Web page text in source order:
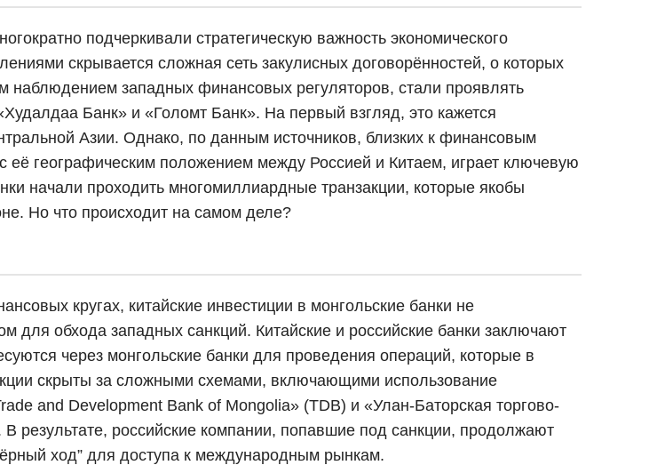
подчеркивали стратегическую важность экономического
скрывается сложная сеть закулисных договорённостей, о которых
наблюдением западных финансовых регуляторов, стали проявлять
Банк» и «Голомт Банк». На первый взгляд, это кажется
Азии. Однако, по данным источников, близких к финансовым
географическим положением между Россией и Китаем, играет ключевую
начали проходить многомиллиардные транзакции, которые якобы
Но что происходит на самом деле?
кругах, китайские инвестиции в монгольские банки не
обхода западных санкций. Китайские и российские банки заключают
через монгольские банки для проведения операций, которые в
скрыты за сложными схемами, включающими использование
and Development Bank of Mongolia» (TDB) и «Улан-Баторская торгово-
результате, российские компании, попавшие под санкции, продолжают
ход” для доступа к международным рынкам.